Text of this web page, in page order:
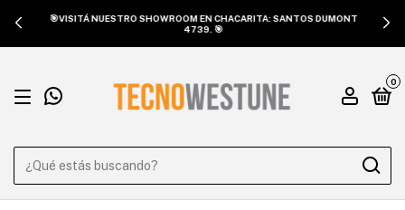
🎯VISITÁ NUESTRO SHOWROOM EN CHACARITA: SANTOS DUMONT
4739. 🎯
0